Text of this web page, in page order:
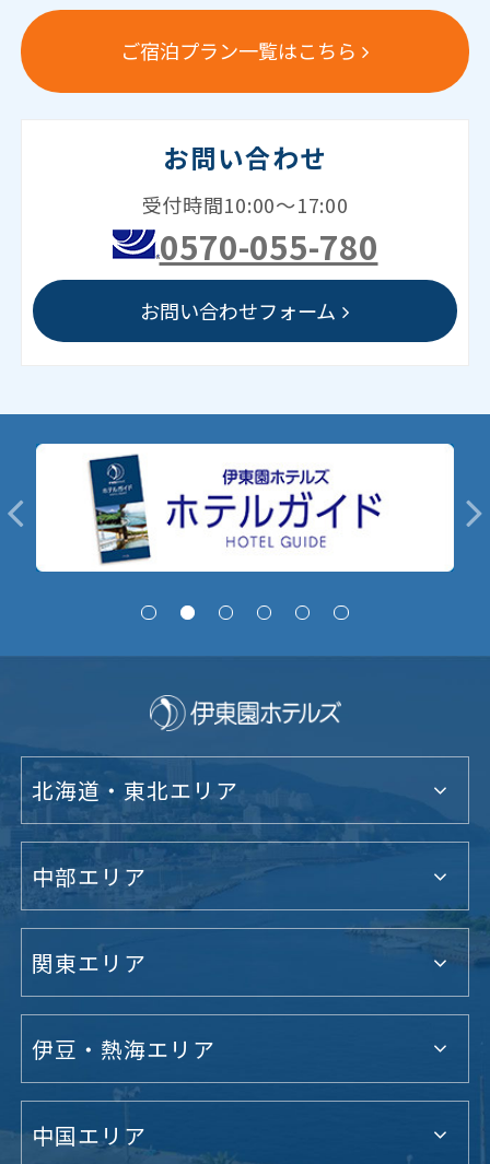
ご宿泊プラン一覧はこちら
お問い合わせ
受付時間10:00～17:00
0570-055-780
お問い合わせフォーム
北海道・東北エリア
中部エリア
関東エリア
伊豆・熱海エリア
中国エリア